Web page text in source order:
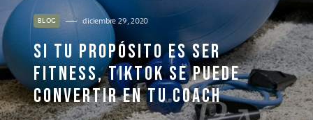
BLOG diciembre 29, 2020
SI TU PROPÓSITO ES SER
FITNESS, TIKTOK SE PUEDE
CONVERTIR EN TU COACH